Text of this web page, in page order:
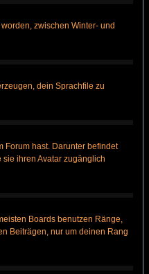
zwischen Winter- und
dein Sprachfile zu
Forum hast. Darunter befindet
ihren Avatar zugänglich
Boards benutzen Ränge,
Beiträgen, nur um deinen Rang